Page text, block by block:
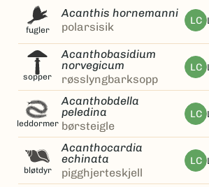
fugler
Acanthis hornemanni
polarsisik
LC
sopper
Acanthobasidium
norvegicum
røsslyngbarksopp
LC
leddormer
Acanthobdella
peledina
børsteigle
LC
bløtdyr
Acanthocardia
echinata
pigghjerteskjell
LC